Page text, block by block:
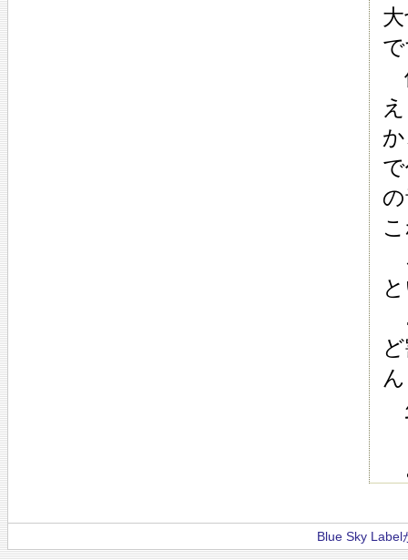
ん
Blue Sky Label